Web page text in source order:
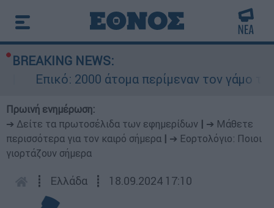
BREAKING NEWS:
Επικό: 2000 άτομα περίμεναν τον γάμο
Πρωινή ενημέρωση:
➔ Δείτε τα πρωτοσέλιδα των εφημερίδων
➔ Μάθετε
περισσότερα για τον καιρό σήμερα
➔ Εορτολόγιο: Ποιοι
γιορτάζουν σήμερα
┋ Ελλάδα ┋ 18.09.2024 17:10